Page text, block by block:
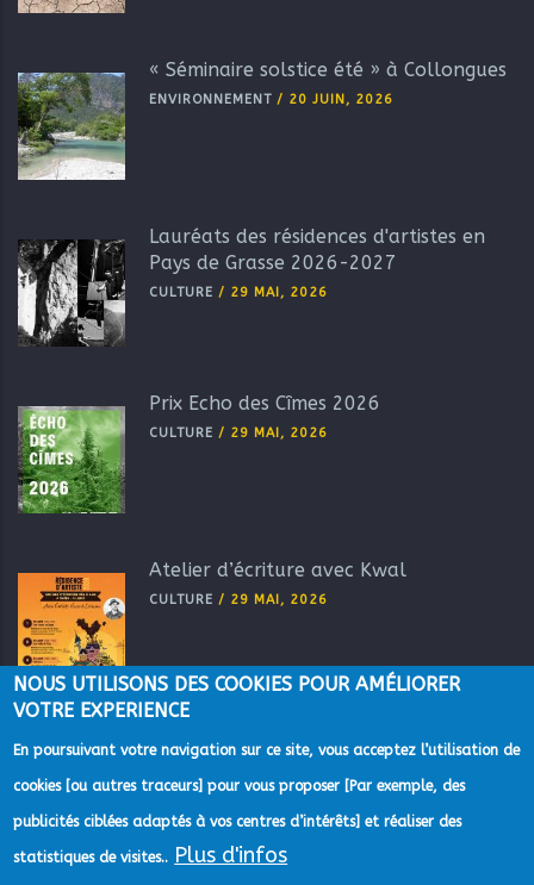
« Séminaire solstice été » à Collongues
ENVIRONNEMENT / 20 JUIN, 2026
Lauréats des résidences d'artistes en
Pays de Grasse 2026-2027
CULTURE / 29 MAI, 2026
Prix Echo des Cîmes 2026
CULTURE / 29 MAI, 2026
Atelier d’écriture avec Kwal
CULTURE / 29 MAI, 2026
©2022 Direction de la Communication de la Communauté
NOUS UTILISONS DES COOKIES POUR AMÉLIORER
VOTRE EXPERIENCE
En poursuivant votre navigation sur ce site, vous acceptez l’utilisation de
cookies [ou autres traceurs] pour vous proposer [Par exemple, des
publicités ciblées adaptés à vos centres d’intérêts] et réaliser des
statistiques de visites.. Plus d'infos